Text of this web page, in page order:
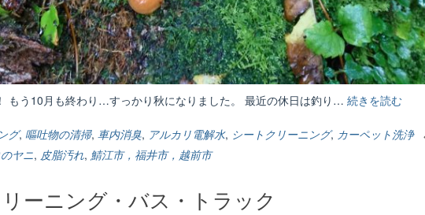
もう10月も終わり…すっかり秋になりました。 最近の休日は釣り… 続きを読む
タ
グ, 嘔吐物の清掃, 車内消臭, アルカリ電解水, シートクリーニング, カーペット洗浄
ヤニ, 皮脂汚れ, 鯖江市，福井市，越前市
ーニング・バス・トラック